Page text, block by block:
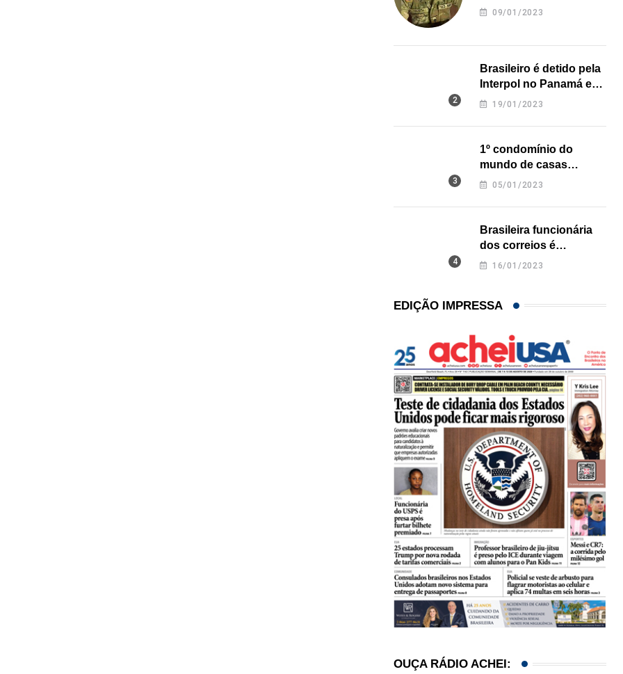
revela onde deixou o
09/01/2023
Brasileiro é detido pela
Interpol no Panamá e
pode pegar prisão
19/01/2023
1º condomínio do
mundo de casas
impressas em 3D é
05/01/2023
Brasileira funcionária
dos correios é
assassinada a facadas
16/01/2023
EDIÇÃO IMPRESSA
OUÇA RÁDIO ACHEI: